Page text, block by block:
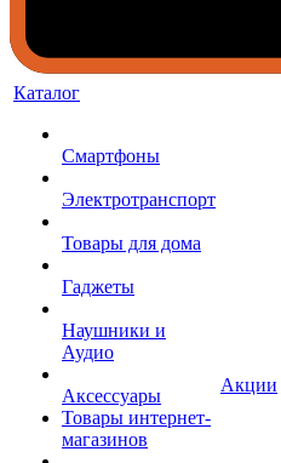
Каталог
Смартфоны
Электротранспорт
Товары для дома
Гаджеты
Наушники и
Аудио
Аксессуары
Товары интернет-
магазинов
Акции